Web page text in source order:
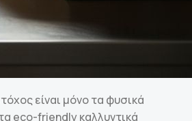
είναι μόνο τα φυσικά
eco-friendly καλλυντικά